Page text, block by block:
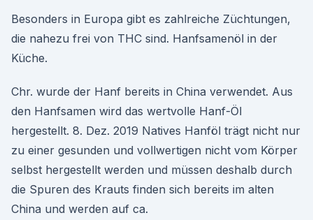
Besonders in Europa gibt es zahlreiche Züchtungen,
die nahezu frei von THC sind. Hanfsamenöl in der
Küche.
Chr. wurde der Hanf bereits in China verwendet. Aus
den Hanfsamen wird das wertvolle Hanf-Öl
hergestellt. 8. Dez. 2019 Natives Hanföl trägt nicht nur
zu einer gesunden und vollwertigen nicht vom Körper
selbst hergestellt werden und müssen deshalb durch
die Spuren des Krauts finden sich bereits im alten
China und werden auf ca.